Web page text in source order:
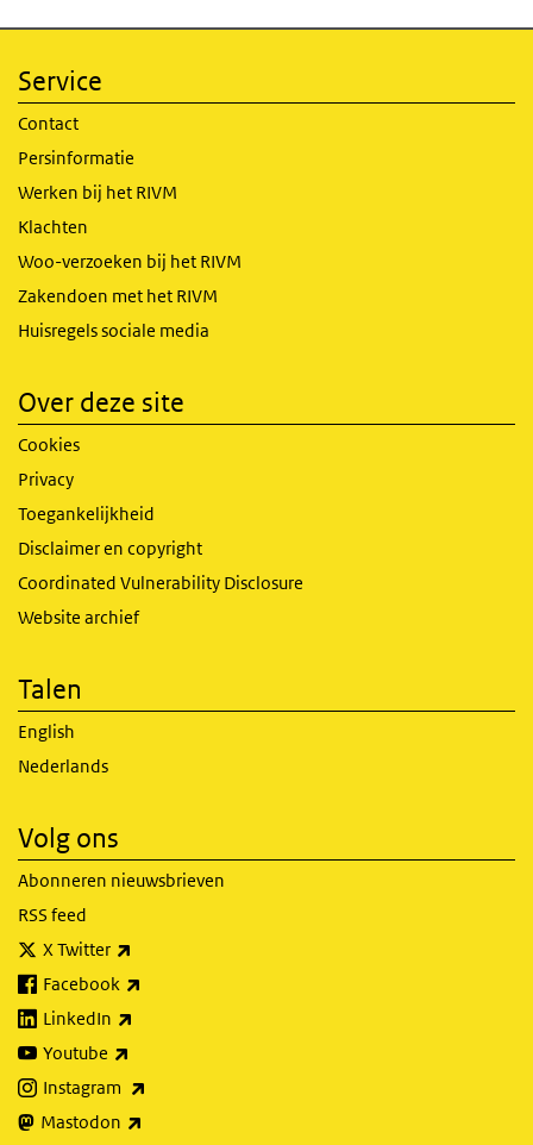
Service
Contact
Persinformatie
Werken bij het RIVM
Klachten
Woo-verzoeken bij het RIVM
Zakendoen met het RIVM
Huisregels sociale media
Over deze site
Cookies
Privacy
Toegankelijkheid
Disclaimer en copyright
Coordinated Vulnerability Disclosure
Website archief
Talen
English
Nederlands
Volg ons
Abonneren nieuwsbrieven
RSS feed
X Twitter
Facebook
LinkedIn
Youtube
Instagram
Mastodon